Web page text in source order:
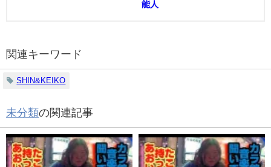
能人
関連キーワード
SHIN&KEIKO
未分類の関連記事